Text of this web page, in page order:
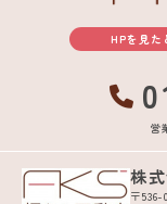
HPを見た
営
株
〒536-